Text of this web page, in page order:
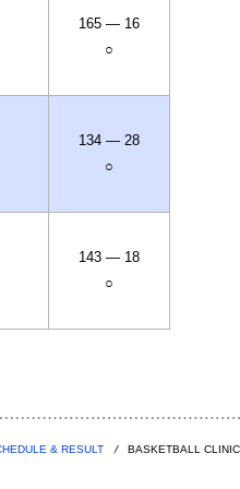
165 — 16
○
134 — 28
○
143 — 18
○
& RESULT BASKETBALL CLINIC